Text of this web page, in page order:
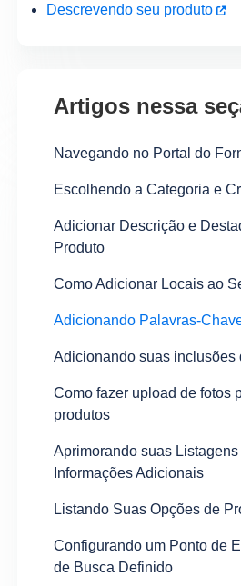
Descrevendo seu produto
Artigos nessa
Navegando no Portal do
Escolhendo a Categoria e
Adicionar Descrição e
Produto
Como Adicionar Locais ao
Adicionando Palavras-
Adicionando suas inclusões
Como fazer upload de fotos
produtos
Aprimorando suas
Informações Adicionais
Listando Suas Opções de
Configurando um Ponto de
de Busca Definido